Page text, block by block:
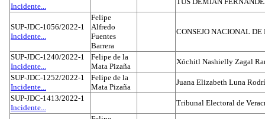
Incidente...
SUP-JDC-1056/2022-1
Incidente...
Felipe
Alfredo
Fuentes
Barrera
CONSEJO NACIONAL
SUP-JDC-1240/2022-1
Incidente...
Felipe de la
Mata Pizaña
Xóchitl Nashielly Zagal
SUP-JDC-1252/2022-1
Incidente...
Felipe de la
Mata Pizaña
Juana Elizabeth Luna
SUP-JDC-1413/2022-1
Incidente...
Tribunal Electoral de